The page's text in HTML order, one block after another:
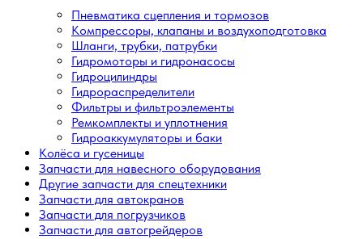
Пневматика сцепления и тормозов
Компрессоры, клапаны и воздухоподготовка
Шланги, трубки, патрубки
Гидромоторы и гидронасосы
Гидроцилиндры
Гидрораспределители
Фильтры и фильтроэлементы
Ремкомплекты и уплотнения
Гидроаккумуляторы и баки
Колёса и гусеницы
Запчасти для навесного оборудования
Другие запчасти для спецтехники
Запчасти для автокранов
Запчасти для погрузчиков
Запчасти для автогрейдеров